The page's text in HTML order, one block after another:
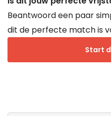
Beantwoord een paar
dit de perfecte match is
Start